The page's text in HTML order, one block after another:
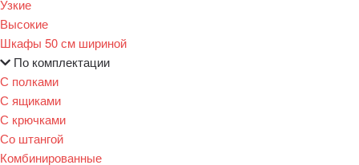
Узкие
Высокие
Шкафы 50 см шириной
По комплектации
С полками
С ящиками
С крючками
Со штангой
Комбинированные